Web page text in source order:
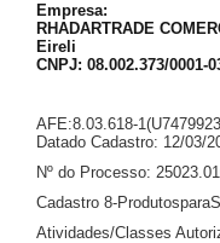
Empresa:
RHADARTRADE
Eireli
CNPJ: 08.002.373/0001-
AFE:8.03.618-
Datado Cadastro: 12/03/
Nº do Processo:
Cadastro 8-
Atividades/Classes